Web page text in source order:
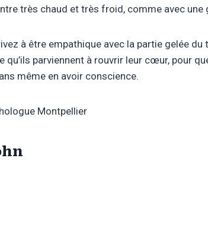
très chaud et très froid, comme avec une
à être empathique avec la partie gelée
qu’ils parviennent à rouvrir leur cœur, pour
même en avoir conscience.